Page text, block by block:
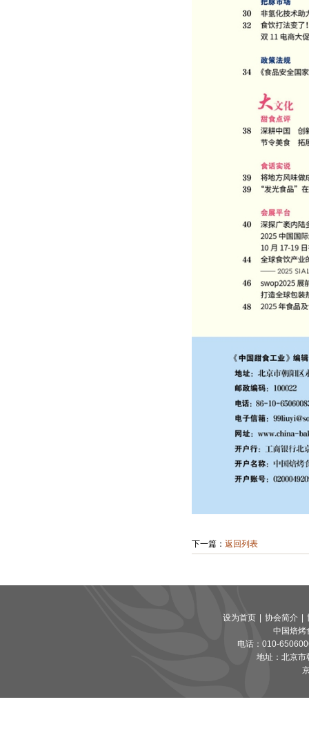
下一篇： 返回列表
设为首页 协会简介
中国焙烤
电话：010-
地址：北京